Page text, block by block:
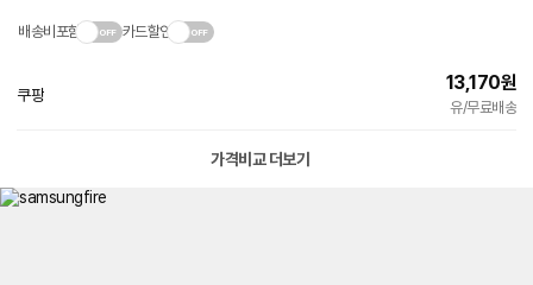
배송비포함 카드할인
쿠팡
13,170원
유/무료배송
가격비교 더보기